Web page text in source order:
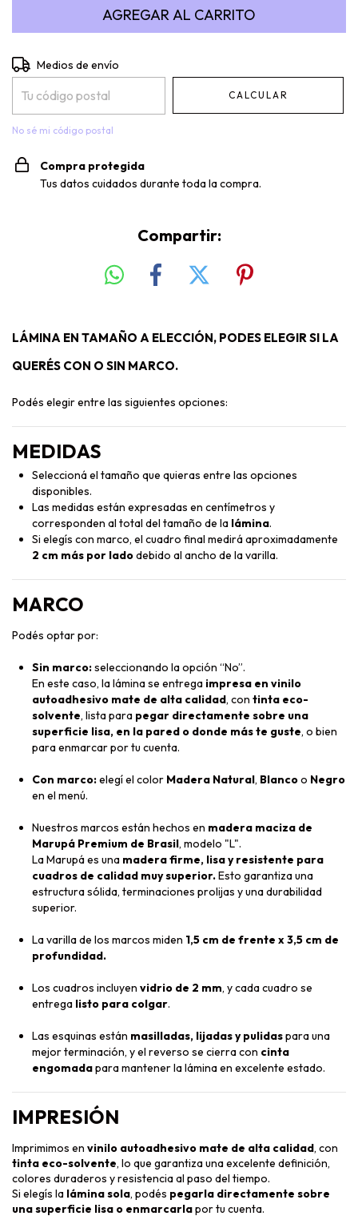
Entregas para el CP:
Medios de envío
CALCULAR
No sé mi código postal
Compra protegida
Tus datos cuidados durante toda la compra.
Compartir:
LÁMINA EN TAMAÑO A ELECCIÓN, PODES ELEGIR SI LA
QUERÉS CON O SIN MARCO.
Podés elegir entre las siguientes opciones:
MEDIDAS
Seleccioná el tamaño que quieras entre las opciones
disponibles.
Las medidas están expresadas en centímetros y
corresponden al total del tamaño de la lámina.
Si elegís con marco, el cuadro final medirá aproximadamente
2 cm más por ladodebido al ancho de la varilla.
MARCO
Podés optar por:
Sin marco:seleccionando la opción “No”.
En este caso, la lámina se entrega impresa en vinilo
autoadhesivo mate de alta calidad, con tinta eco-
solvente, lista para pegar directamente sobre una
superficie lisa, en la pared o donde más te guste, o bien
para enmarcar por tu cuenta.
Con marco:elegí el color Madera Natural, Blancoo Negro
en el menú.
Nuestros marcos están hechos en madera maciza de
Marupá Premium de Brasil, modelo "L".
La Marupá es una madera firme, lisa y resistente para
cuadros de calidad muy superior.Esto garantiza una
estructura sólida, terminaciones prolijas y una durabilidad
superior.
La varilla de los marcos miden 1,5 cm de frente x 3,5 cm de
profundidad.
Los cuadros incluyen vidrio de 2 mm, y cada cuadro se
entrega listo para colgar.
Las esquinas están masilladas, lijadas y pulidaspara una
mejor terminación, y el reverso se cierra con cinta
engomadapara mantener la lámina en excelente estado.
IMPRESIÓN
Imprimimos en vinilo autoadhesivo mate de alta calidad, con
tinta eco-solvente, lo que garantiza una excelente definición,
colores duraderos y resistencia al paso del tiempo.
Si elegís la lámina sola, podés pegarla directamente sobre
una superficie lisa o enmarcarlapor tu cuenta.